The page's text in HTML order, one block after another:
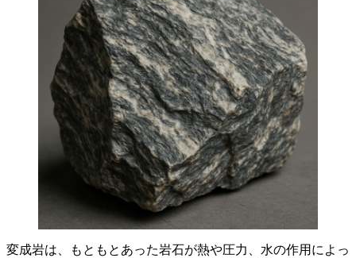
変成岩は、もともとあった岩石が熱や圧力、水の作用によっ